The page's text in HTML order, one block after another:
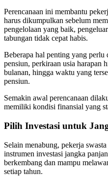
Perencanaan ini membantu
harus dikumpulkan sebelum
pengelolaan yang baik,
tabungan tidak cepat habis.
Beberapa hal penting yang perlu
pensiun, perkiraan usia harapan
bulanan, hingga waktu yang
pensiun.
Semakin awal perencanaan
memiliki kondisi finansial yang
Pilih Investasi untuk
Selain menabung, pekerja
instrumen investasi jangka
berkembang dan mampu
setiap tahun.